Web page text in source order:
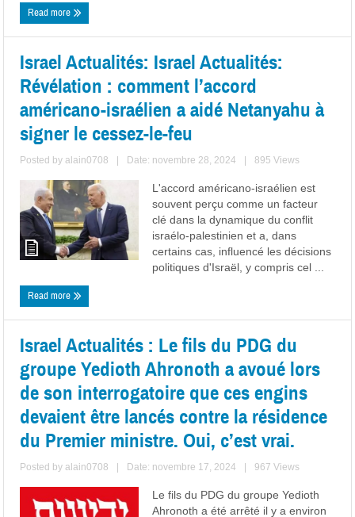
Read more
Israel Actualités: Israel Actualités:
Révélation : comment l’accord
américano-israélien a aidé Netanyahu à
signer le cessez-le-feu
Posted byalain0708 Date: novembre 28, 2024 895 Views
L'accord américano-israélien est
souvent perçu comme un facteur
clé dans la dynamique du conflit
israélo-palestinien et a, dans
certains cas, influencé les décisions
politiques d'Israël, y compris cel ...
Read more
Israel Actualités : Le fils du PDG du
groupe Yedioth Ahronoth a avoué lors
de son interrogatoire que ces engins
devaient être lancés contre la résidence
du Premier ministre. Oui, c’est vrai.
Posted byalain0708 Date: novembre 17, 2024 967 Views
Le fils du PDG du groupe Yedioth
Ahronoth a été arrêté il y a environ